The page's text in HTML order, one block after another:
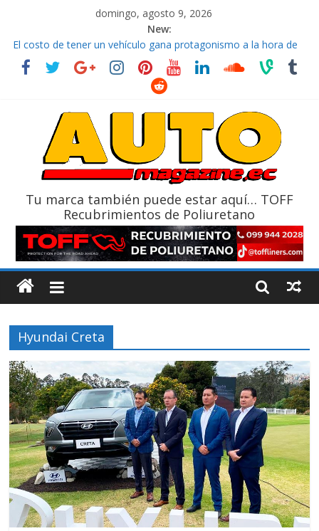
domingo, agosto 9, 2026
New:
La FEDAK recibe 12 Sinotruk Bolden para cubrir las rutas de La
Vuelta
El costo de tener un vehículo gana protagonismo a la hora de
¿Qué puede pasar con tu vehículo si permanece varios días sin
La Vuelta al Ecuador 2026, edición 47ª, recorre 7 provincias en 8
Tu marca también puede estar aquí… TOFF
Recubrimientos de Poliuretano
Hyundai Creta